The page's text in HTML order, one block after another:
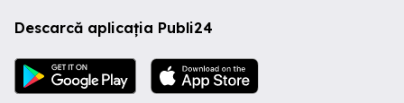
Descarcă aplicația Publi24